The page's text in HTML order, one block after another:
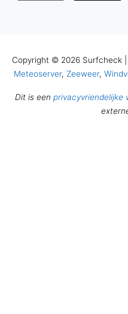
Copyright © 2026 Surfcheck |
Meteoserver, Zeeweer,
Dit is een privacyvriendelijke